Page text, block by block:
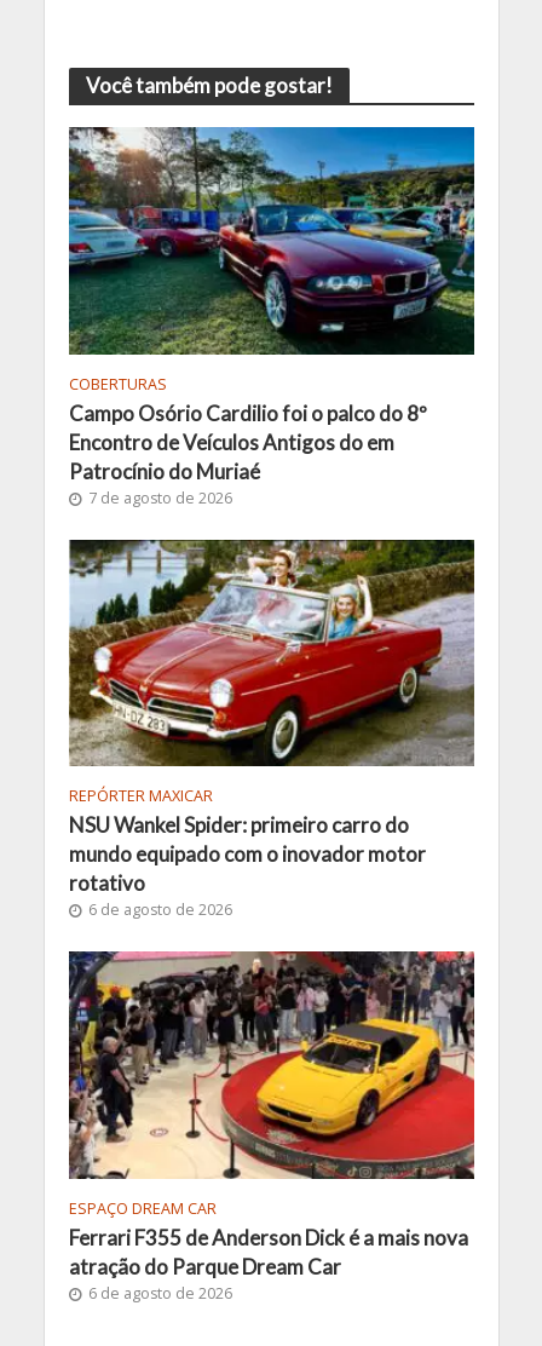
Você também pode gostar!
COBERTURAS
Campo Osório Cardilio foi o palco do 8º
Encontro de Veículos Antigos do em
Patrocínio do Muriaé
7 de agosto de 2026
REPÓRTER MAXICAR
NSU Wankel Spider: primeiro carro do
mundo equipado com o inovador motor
rotativo
6 de agosto de 2026
ESPAÇO DREAM CAR
Ferrari F355 de Anderson Dick é a mais nova
atração do Parque Dream Car
6 de agosto de 2026